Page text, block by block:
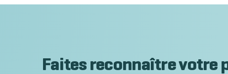
Faites reconnaître votre